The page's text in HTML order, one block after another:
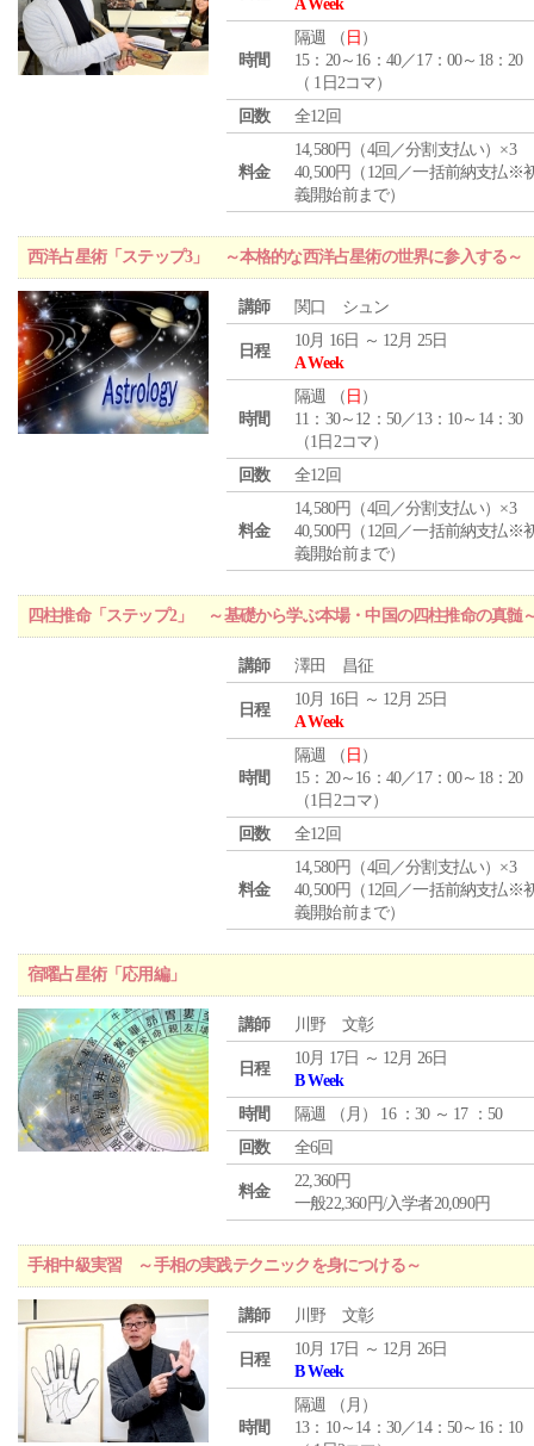
A Week
時間
隔週 （ 日 ）
15：20～16：40／17：00～18：20
（ 1日2コマ）
回数
全12回
料金
14,580円（4回／分割支払い）×3
40,500円（12回／一括前納支払※
義開始前まで）
西洋占星術「ステップ3」 ～本格的な西洋占星術の世界に参入する～
講師 関口 シュン
日程
10月 16日 ～ 12月 25日
A Week
時間
隔週 （ 日 ）
11：30～12：50／13：10～14：30
（1日2コマ）
回数
全12回
料金
14,580円（4回／分割支払い）×3
40,500円（12回／一括前納支払※
義開始前まで）
四柱推命「ステップ2」 ～基礎から学ぶ本場・中国の四柱推命の真髄
講師 澤田 昌征
日程
10月 16日 ～ 12月 25日
A Week
時間
隔週 （ 日 ）
15：20～16：40／17：00～18：20
（1日2コマ）
回数
全12回
料金
14,580円（4回／分割支払い）×3
40,500円（12回／一括前納支払※
義開始前まで）
宿曜占星術「応用編」
講師 川野 文彰
日程
10月 17日 ～ 12月 26日
B Week
時間
隔週 （ 月 ） 16 ：30 ～ 17 ：50
回数
全6回
料金
22,360円
一般22,360円/入学者20,090円
手相中級実習 ～手相の実践テクニックを身につける～
講師 川野 文彰
日程
10月 17日 ～ 12月 26日
B Week
時間
隔週 （ 月 ）
13：10～14：30／14：50～16：10